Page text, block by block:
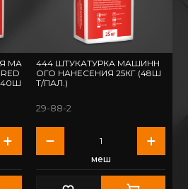
МА
444 ШТУКАТУРКА МАШИНН
ОГО НАНЕСЕНИЯ 25КГ (48Ш
Т/ПАЛ.)
29-88-2
меш